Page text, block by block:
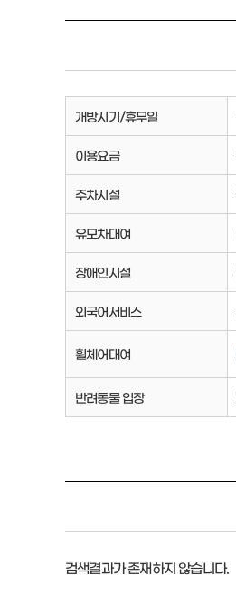
개방시기/휴무일
이용요금
주차시설
유모차대여
장애인시설
외국어서비스
휠체어대여
반려동물 입장
검색결과가 존재하지 않습니다.